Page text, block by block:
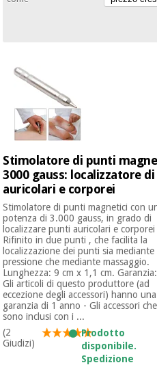
Fisaude
Tech
Academy
mediche
clinici
Armadi
terapeutici
Materiale
essenziale
per la
protezione
dei
coronavirus
Aerobica,
fitness e
pilates
Sport
Outlet
Fisaude
Tech
Academy
mediche
Medicina
tradizionale
cinese
Mobili
clinici
Armadi
terapeutici
Materiale
essenziale
per la
protezione
dei
Stimolatore di punti
3000 gauss: localizzatore
auricolari e corporei
Stimolatore di punti magnetici con
potenza di 3.000 gauss, in grado di
localizzare punti auricolari e corporei
Rifinito in due punti , che facilita la
localizzazione dei punti sia mediante
pressione che mediante massaggio.
Lunghezza: 9 cm x 1,1 cm.
Gli articoli di questo produttore (ad
eccezione degli accessori) hanno una
garanzia di 1 anno - Gli accessori che
sono inclusi con i ...
(2
Giudizi)
Prodotto
disponibile.
Spedizione